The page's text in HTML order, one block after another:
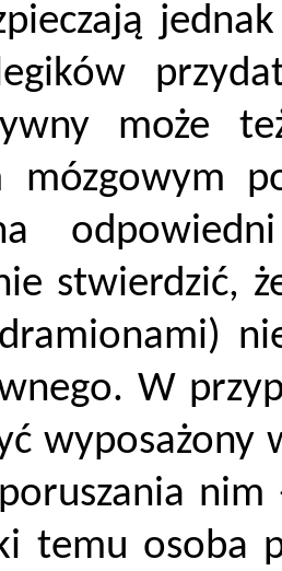
może
mózgowym
stwierdzić,
W
wyposażony
temu osoba